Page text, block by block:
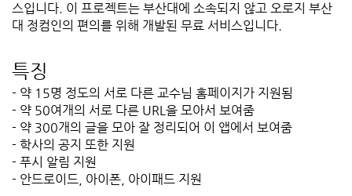
스입니다. 이 프로젝트는 부산대에 소속되지 않고 오로지 부산
대 정컴인의 편의를 위해 개발된 무료 서비스입니다.
특징
- 약 15명 정도의 서로 다른 교수님 홈페이지가 지원됨
- 약 50여개의 서로 다른 URL을 모아서 보여줌
- 약 300개의 글을 모아 잘 정리되어 이 앱에서 보여줌
- 학사의 공지 또한 지원
- 푸시 알림 지원
- 안드로이드, 아이폰, 아이패드 지원